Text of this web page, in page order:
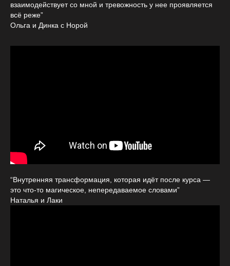
взаимодействует со мной и тревожность у нее проявляется
всё реже”
Ольга и Динка с Норой
“Внутренняя трансформация, которая идёт после курса —
это что-то магическое, непередаваемое словами”
Наталья и Лаки